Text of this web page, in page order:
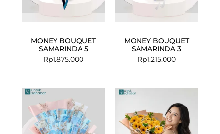
MONEY BOUQUET
SAMARINDA 5
Rp1.875.000
MONEY BOUQUET
SAMARINDA 3
Rp1.215.000